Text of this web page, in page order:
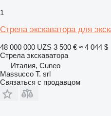
1
Стрела экскаватора для
48 000 000 UZS 3 500 € ≈ 4 044 $
Стрела экскаватора
Италия, Cuneo
Massucco T. srl
Связаться с продавцом